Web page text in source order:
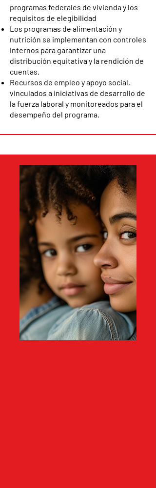
programas federales de vivienda y los
requisitos de elegibilidad
Los programas de alimentación y
nutrición se implementan con controles
internos para garantizar una
distribución equitativa y la rendición de
cuentas.
Recursos de empleo y apoyo social,
vinculados a iniciativas de desarrollo de
la fuerza laboral y monitoreados para el
desempeño del programa.